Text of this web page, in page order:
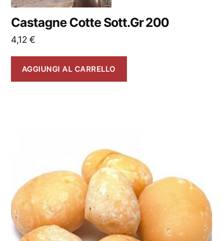
Castagne Cotte Sott.Gr 200
4,12€
AGGIUNGI AL CARRELLO